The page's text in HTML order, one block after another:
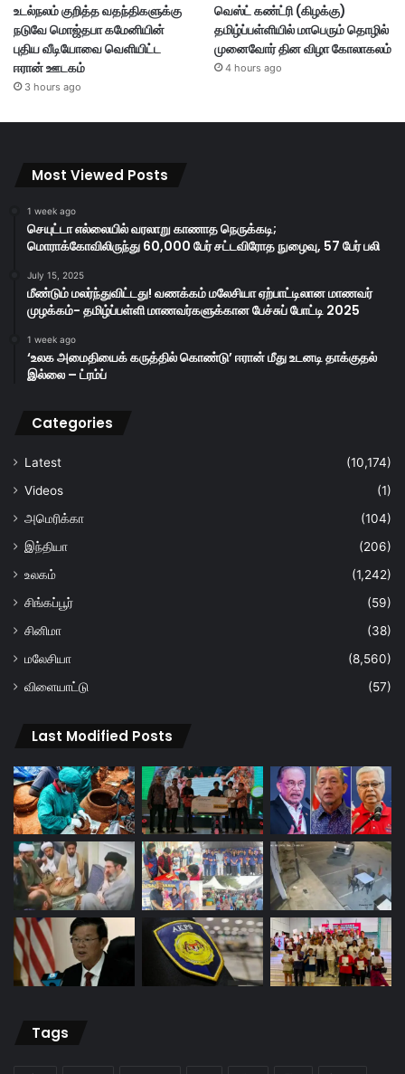
உடல்நலம் குறித்த வதந்திகளுக்கு
நடுவே மொஜ்தபா கமேனியின்
புதிய வீடியோவை வெளியிட்ட
ஈரான் ஊடகம்
3 hours ago
வெஸ்ட் கண்ட்ரி (கிழக்கு)
தமிழ்ப்பள்ளியில் மாபெரும் தொழில்
முனைவோர் தின விழா கோலாகலம்
4 hours ago
Most Viewed Posts
1 week ago
செயுட்டா எல்லையில் வரலாறு காணாத நெருக்கடி;
மொராக்கோவிலிருந்து 60,000 பேர் சட்டவிரோத நுழைவு, 57 பேர் பலி
July 15, 2025
மீண்டும் மலர்ந்துவிட்டது! வணக்கம் மலேசியா ஏற்பாட்டிலான மாணவர்
முழக்கம்- தமிழ்ப்பள்ளி மாணவர்களுக்கான பேச்சுப் போட்டி 2025
1 week ago
‘உலக அமைதியைக் கருத்தில் கொண்டு’ ஈரான் மீது உடனடி தாக்குதல்
இல்லை – ட்ரம்ப்
Categories
Latest
(10,174)
Videos
(1)
அமெரிக்கா
(104)
இந்தியா
(206)
உலகம்
(1,242)
சிங்கப்பூர்
(59)
சினிமா
(38)
மலேசியா
(8,560)
விளையாட்டு
(57)
Last Modified Posts
Tags